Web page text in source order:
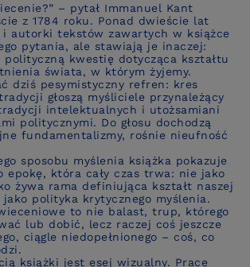
– pytał Immanuel Kant
z 1784 roku. Ponad dwieście lat
i autorki tekstów zawartych w książce
pytania, ale stawiają je inaczej:
kwestię dotycząca kształtu
świata, w którym żyjemy.
dziś pesymistyczny refren: kres
głoszą myśliciele przynależący
intelektualnych i utożsamiani
politycznymi. Do głosu dochodzą
fundamentalizmy, rośnie nieufność
sposobu myślenia książka pokazuje
epokę, która cały czas trwa: nie jako
żywa rama definiująca kształt naszej
polityka krytycznego myślenia.
to nie balast, trup, którego
lub dobić, lecz raczej coś jeszcze
ciągle niedopełnionego – coś, co
książki jest esej wizualny. Prace